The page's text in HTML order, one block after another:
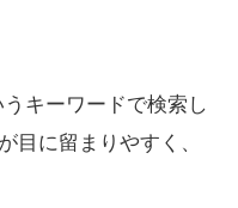
キーワードで検索し
目に留まりやすく、